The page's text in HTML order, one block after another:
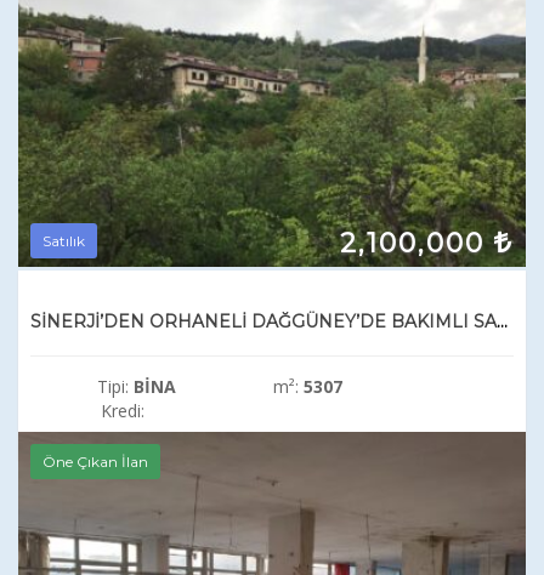
2,100,000
Satılık
SİNERJİ’DEN ORHANELİ DAĞGÜNEY’DE BAKIMLI SATILIK CEVİZ BAHÇESİ
Tipi: BINA m²:5307
Kredi:
Öne Çıkan İlan